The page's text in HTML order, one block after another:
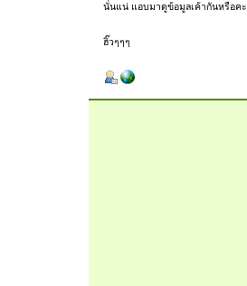
นั่นแน่ แอบมาดูข้อมูลเค้ากันหรือคะ
ฮิ๊วๆๆๆ